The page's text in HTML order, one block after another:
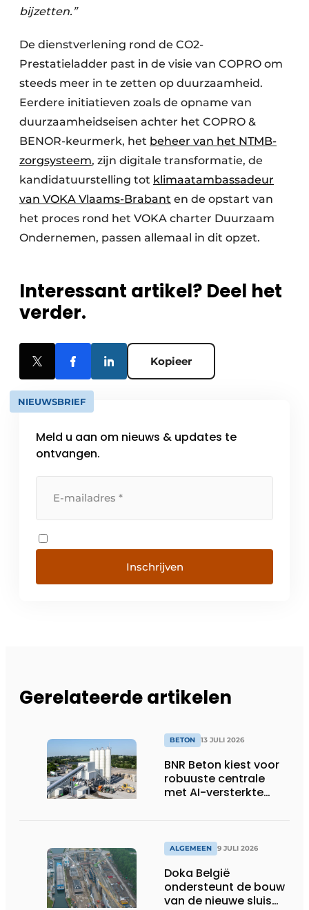
bijzetten.”
De dienstverlening rond de CO2-
Prestatieladder past in de visie van COPRO om
steeds meer in te zetten op duurzaamheid.
Eerdere initiatieven zoals de opname van
duurzaamheidseisen achter het COPRO &
BENOR-keurmerk, het beheer van het NTMB-
zorgsysteem, zijn digitale transformatie, de
kandidatuurstelling tot klimaatambassadeur
van VOKA Vlaams-Brabant en de opstart van
het proces rond het VOKA charter Duurzaam
Ondernemen, passen allemaal in dit opzet.
Interessant artikel? Deel het
verder.
Kopieer
NIEUWSBRIEF
Meld u aan om nieuws & updates te
ontvangen.
Inschrijven
Gerelateerde artikelen
BETON 13 JULI 2026
BNR Beton kiest voor
robuuste centrale
met AI-versterkte
ALGEMEEN 9 JULI 2026
Doka België
ondersteunt de bouw
van de nieuwe sluis